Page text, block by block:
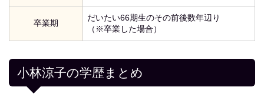
卒業期
だいたい66期生のその前後数年辺り
（※卒業した場合）
小林涼子の学歴まとめ